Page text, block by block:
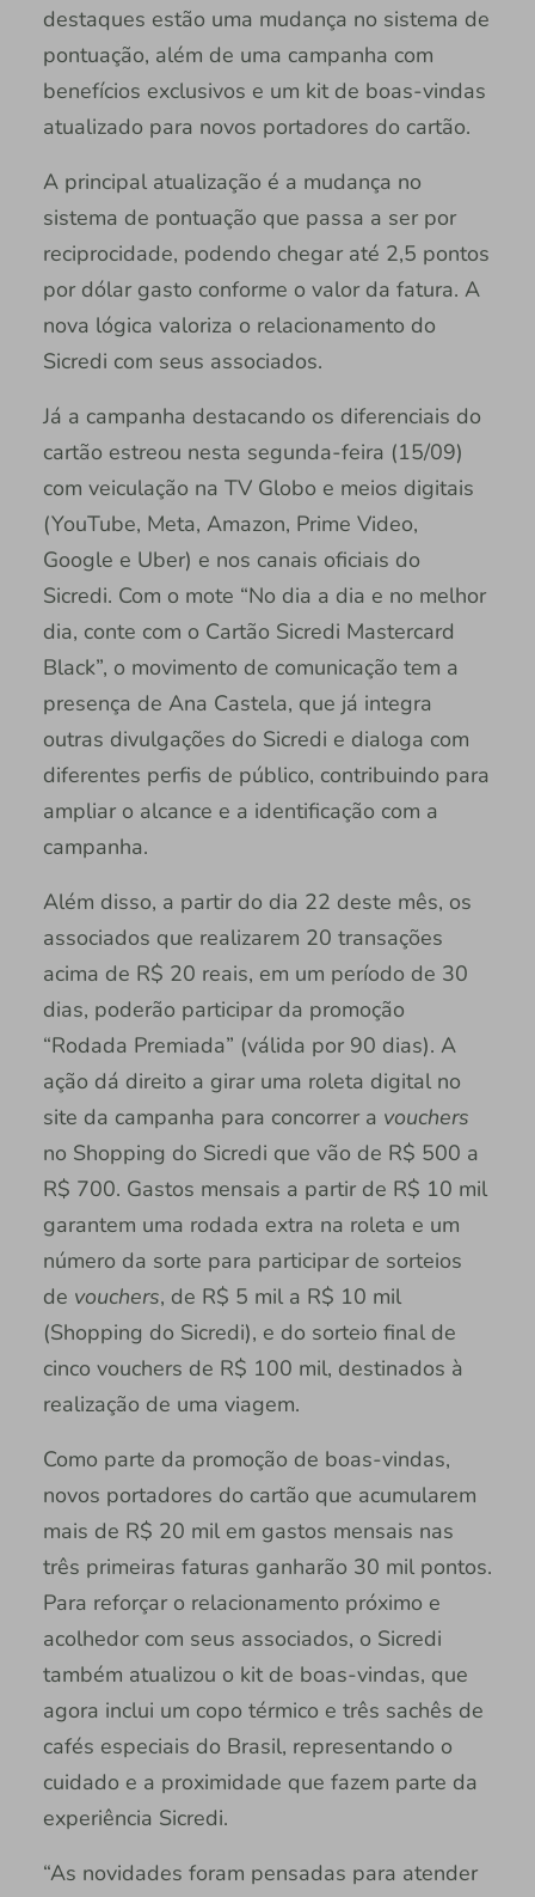
destaques estão uma mudança no sistema de
pontuação, além de uma campanha com
benefícios exclusivos e um kit de boas-vindas
atualizado para novos portadores do cartão.
A principal atualização é a mudança no
sistema de pontuação que passa a ser por
reciprocidade, podendo chegar até 2,5 pontos
por dólar gasto conforme o valor da fatura. A
nova lógica valoriza o relacionamento do
Sicredi com seus associados.
Já a campanha destacando os diferenciais do
cartão estreou nesta segunda-feira (15/09)
com veiculação na TV Globo e meios digitais
(YouTube, Meta, Amazon, Prime Video,
Google e Uber) e nos canais oficiais do
Sicredi. Com o mote “No dia a dia e no melhor
dia, conte com o Cartão Sicredi Mastercard
Black”, o movimento de comunicação tem a
presença de Ana Castela, que já integra
outras divulgações do Sicredi e dialoga com
diferentes perfis de público, contribuindo para
ampliar o alcance e a identificação com a
campanha.
Além disso, a partir do dia 22 deste mês, os
associados que realizarem 20 transações
acima de R$ 20 reais, em um período de 30
dias, poderão participar da promoção
“Rodada Premiada” (válida por 90 dias). A
ação dá direito a girar uma roleta digital no
site da campanha para concorrer a vouchers
no Shopping do Sicredi que vão de R$ 500 a
R$ 700. Gastos mensais a partir de R$ 10 mil
garantem uma rodada extra na roleta e um
número da sorte para participar de sorteios
de vouchers, de R$ 5 mil a R$ 10 mil
(Shopping do Sicredi), e do sorteio final de
cinco vouchers de R$ 100 mil, destinados à
realização de uma viagem.
Como parte da promoção de boas-vindas,
novos portadores do cartão que acumularem
mais de R$ 20 mil em gastos mensais nas
três primeiras faturas ganharão 30 mil pontos.
Para reforçar o relacionamento próximo e
acolhedor com seus associados, o Sicredi
também atualizou o kit de boas-vindas, que
agora inclui um copo térmico e três sachês de
cafés especiais do Brasil, representando o
cuidado e a proximidade que fazem parte da
experiência Sicredi.
“As novidades foram pensadas para atender